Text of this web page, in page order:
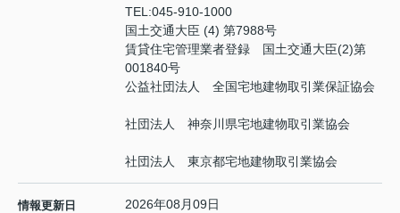
TEL:045-910-1000
国土交通大臣 (4) 第7988号
賃貸住宅管理業者登録 国土交通大臣(2)第
001840号
公益社団法人 全国宅地建物取引業保証協会
社団法人 神奈川県宅地建物取引業協会
社団法人 東京都宅地建物取引業協会
情報更新日 2026年08月09日